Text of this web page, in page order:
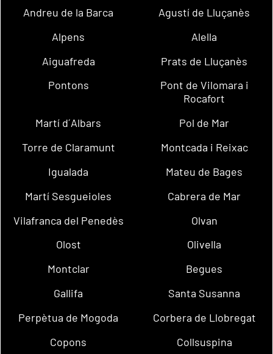
Andreu de la Barca
Agustí de Lluçanès
Alpens
Alella
Aiguafreda
Prats de Lluçanès
Pontons
Pont de Vilomara i
Rocafort
Martí d´Albars
Pol de Mar
Torre de Claramunt
Montcada i Reixac
Igualada
Mateu de Bages
Martí Sesgueioles
Cabrera de Mar
Vilafranca del Penedès
Olvan
Olost
Olivella
Montclar
Begues
Gallifa
Santa Susanna
Perpètua de Mogoda
Corbera de Llobregat
Copons
Collsuspina